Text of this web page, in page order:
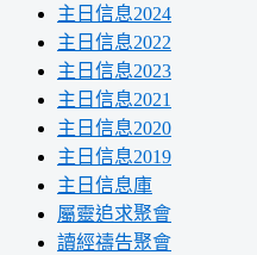
主日信息2024
主日信息2022
主日信息2023
主日信息2021
主日信息2020
主日信息2019
主日信息庫
屬靈追求聚會
讀經禱告聚會